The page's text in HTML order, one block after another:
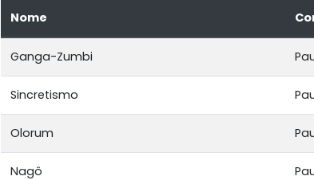
Nome
Ganga-Zumbi
Sincretismo
Olorum
Nagô